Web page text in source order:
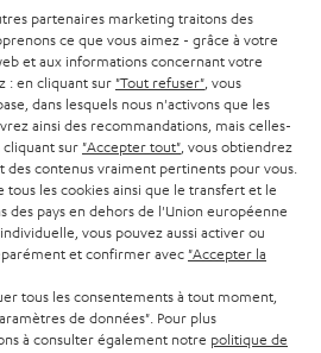
partenaires marketing traitons des
ce que vous aimez - grâce à votre
et aux informations concernant votre
: en cliquant sur "Tout refuser" , vous
dans lesquels nous n'activons que les
ainsi des recommandations, mais celles-
cliquant sur "Accepter tout" , vous obtiendrez
des contenus vraiment pertinents pour vous.
les cookies ainsi que le transfert et le
des pays en dehors de l'Union européenne
vous pouvez aussi activer ou
et confirmer avec "Accepter la
tous les consentements à tout moment,
de données". Pour plus
à consulter également notre politique de